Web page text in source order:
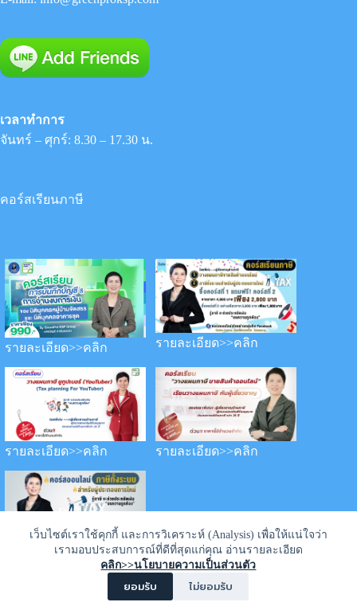
เว็บไซต์เราใช้คุกกี้ และการวิเคราะห์ (Analysis) เพื่อให้แน่ใจว่า
เรามอบประสบการณ์ที่ดีที่สุดแก่คุณ อ่านรายละเอียด
คลิก>>นโยบายความเป็นส่วนตัว
ยอมรับ ไม่ยอมรับ
เวลาทำการ
จันทร์ – ศุกร์: 8.30 – 17.30 น.
คอร์สเรียนภาษี
รายละเอียด>>คลิก รายละเอียด>>คลิก
รายละเอียด>>คลิก รายละเอียด>>คลิก
รายละเอียด>>คลิก
©2021 Keng Bunchee PaSi BunTao All Rights Reserved |